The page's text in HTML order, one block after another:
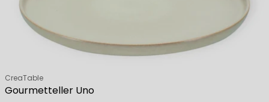
Gourmetteller Uno
Verkäufer:
CreaTable